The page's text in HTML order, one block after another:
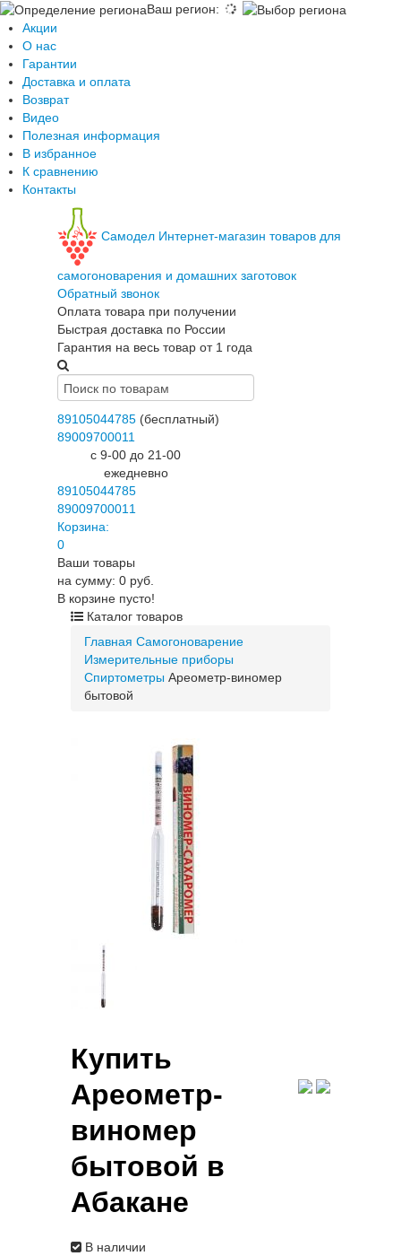
Ваш регион:
Акции
О нас
Гарантии
Доставка и оплата
Возврат
Видео
Полезная информация
В избранное
К сравнению
Контакты
Самодел Интернет-магазин товаров для
самогоноварения и домашних заготовок
Обратный звонок
Оплата товара при получении
Быстрая доставка по России
Гарантия на весь товар от 1 года
89105044785 (бесплатный)
89009700011
c 9-00 до 21-00
ежедневно
89105044785
89009700011
Корзина:
0
Ваши товары
на сумму: 0 руб.
В корзине пусто!
Каталог товаров
Главная Самогоноварение
Измерительные приборы
Спиртометры Ареометр-виномер
бытовой
Купить
Ареометр-
виномер
бытовой в
Абакане
В наличии